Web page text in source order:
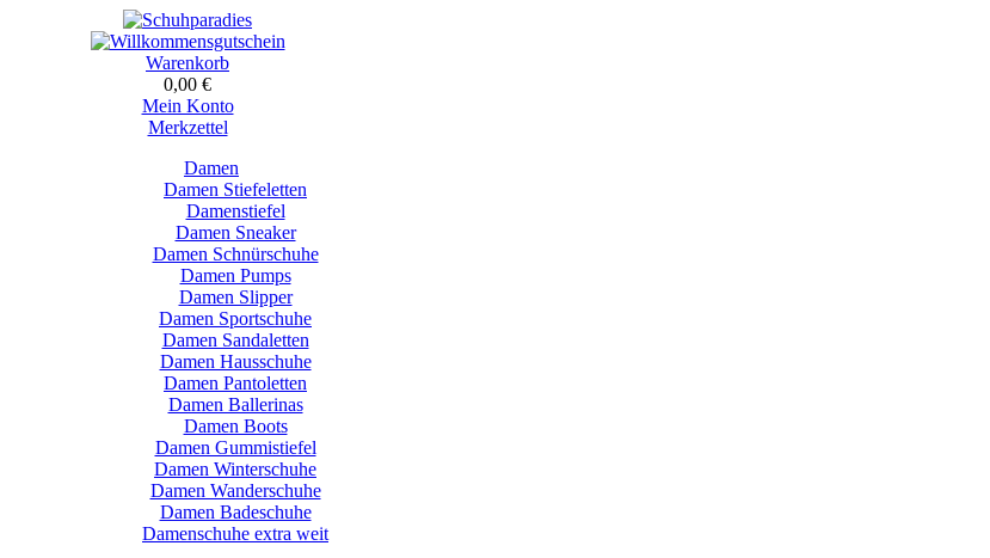
Warenkorb
0,00 €
Mein Konto
Merkzettel
Damen
Damen Stiefeletten
Damenstiefel
Damen Sneaker
Damen Schnürschuhe
Damen Pumps
Damen Slipper
Damen Sportschuhe
Damen Sandaletten
Damen Hausschuhe
Damen Pantoletten
Damen Ballerinas
Damen Boots
Damen Gummistiefel
Damen Winterschuhe
Damen Wanderschuhe
Damen Badeschuhe
Damenschuhe extra weit